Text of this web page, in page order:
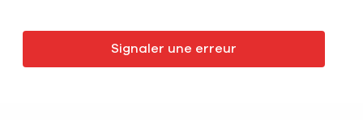
Signaler une erreur